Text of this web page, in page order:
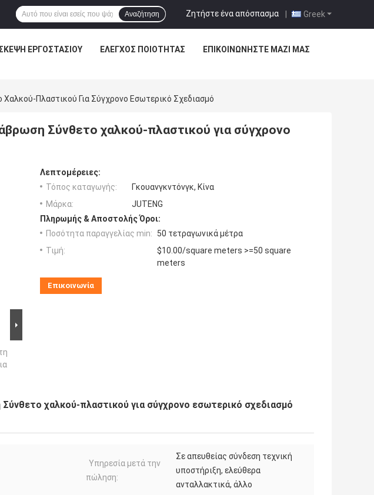
Greek
Ζητήστε ένα απόσπασμα |
Αναζήτηση
ΕΡΓΟΣΤΑΣΊΟΥ ΈΛΕΓΧΟΣ ΠΟΙΌΤΗΤΑΣ ΕΠΙΚΟΙΝΩΝΉΣΤΕ ΜΑΖΊ ΜΑΣ
Πλαστικού Για Σύγχρονο Εσωτερικό Σχεδιασμό
Σύνθετο χαλκού-πλαστικού για σύγχρονο
Λεπτομέρειες:
Τόπος καταγωγής:
Γκουανγκντόνγκ, Κίνα
Μάρκα:
JUTENG
Πληρωμής & Αποστολής Όροι:
Ποσότητα παραγγελίας min:
50 τετραγωνικά μέτρα
Τιμή:
$10.00/square meters >=50 square
meters
Επικοινωνία
χαλκού-πλαστικού για σύγχρονο εσωτερικό σχεδιασμό
Υπηρεσία μετά την
πώληση:
Σε απευθείας σύνδεση τεχνική
υποστήριξη, ελεύθερα
ανταλλακτικά, άλλο